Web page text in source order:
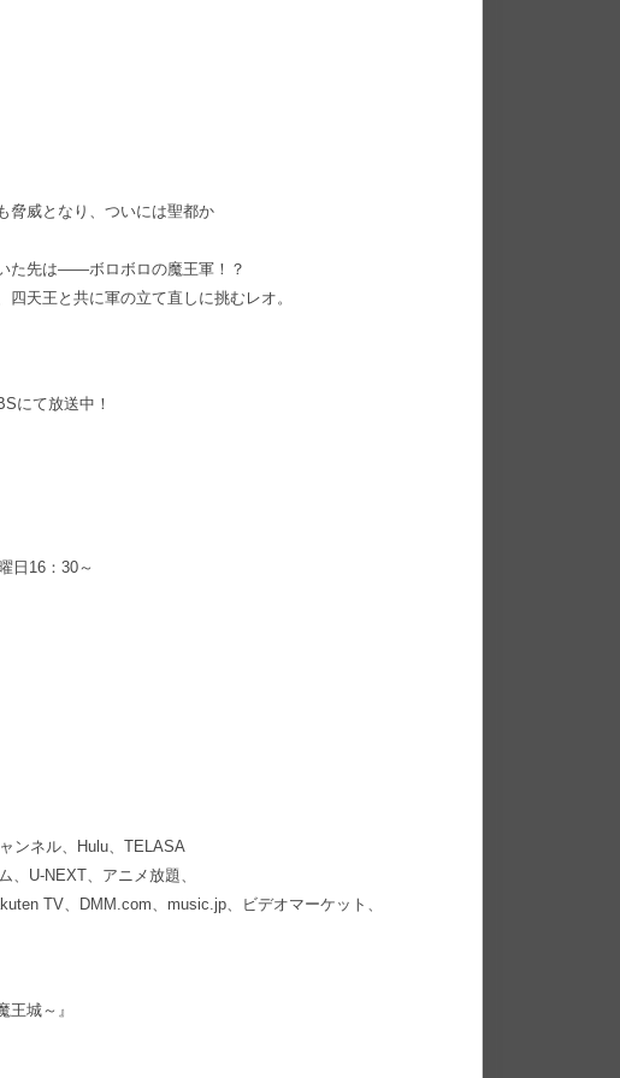
脅威となり、ついには聖都か
た先は――ボロボロの魔王軍！？
天王と共に軍の立て直しに挑むレオ。
にて放送中！
日16：30～
ンネル、Hulu、TELASA
、U-NEXT、アニメ放題、
TV、DMM.com、music.jp、ビデオマーケット、
城～』